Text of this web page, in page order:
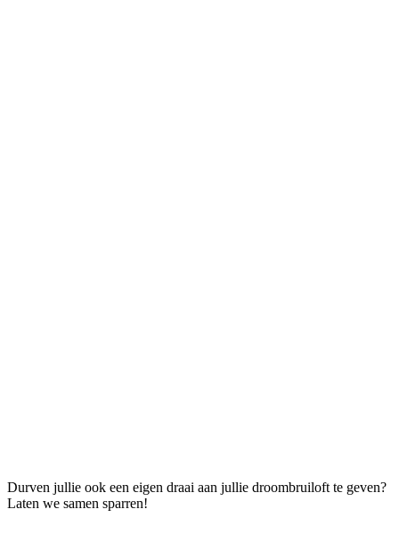
Durven jullie ook een eigen draai aan jullie droombruiloft te geven?
Laten we samen sparren!